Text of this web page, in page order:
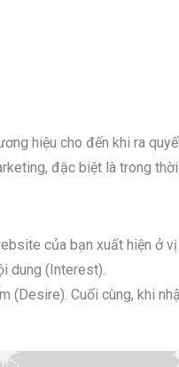
hiệu cho đến khi ra
đặc biệt là trong
của bạn xuất hiện ở
dung (Interest).
(Desire). Cuối cùng, khi